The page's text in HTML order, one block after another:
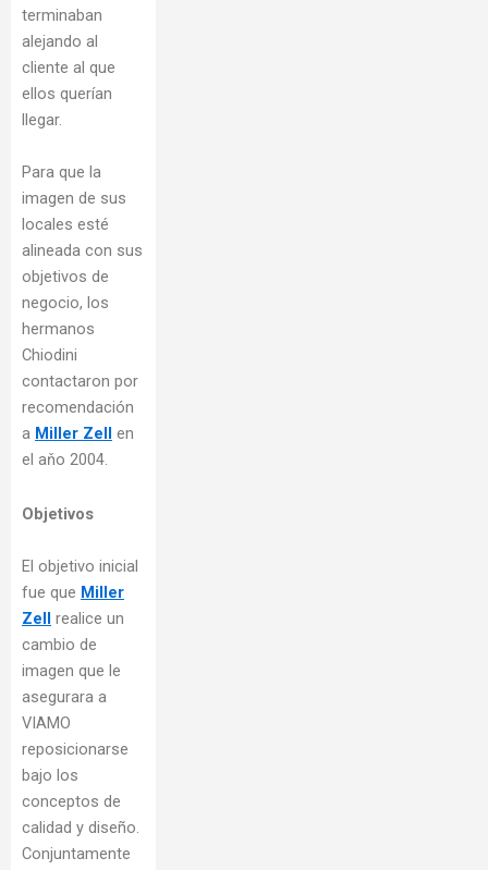
terminaban
alejando al
cliente al que
ellos querían
llegar.
Para que la
imagen de sus
locales esté
alineada con sus
objetivos de
negocio, los
hermanos
Chiodini
contactaron por
recomendación
a Miller Zell en
el aňo 2004.
Objetivos
El objetivo inicial
fue que Miller
Zell realice un
cambio de
imagen que le
asegurara a
VIAMO
reposicionarse
bajo los
conceptos de
calidad y diseño.
Conjuntamente